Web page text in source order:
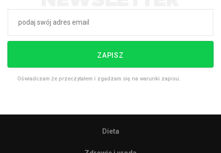
ZAPISZ
Oświadczam że przeczytałem i zgadzam się na warunki zapisu.
Dieta